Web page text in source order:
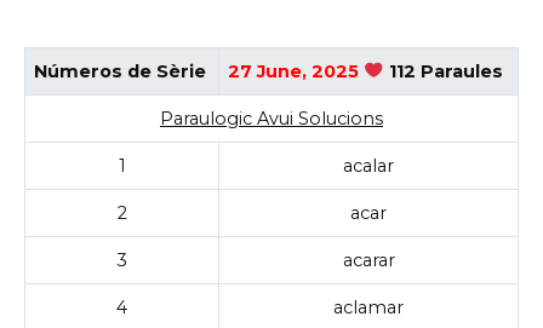
Números de Sèrie 27 June, 2025 112 Paraules
Paraulogic Avui Solucions
1 acalar
2 acar
3 acarar
4 aclamar